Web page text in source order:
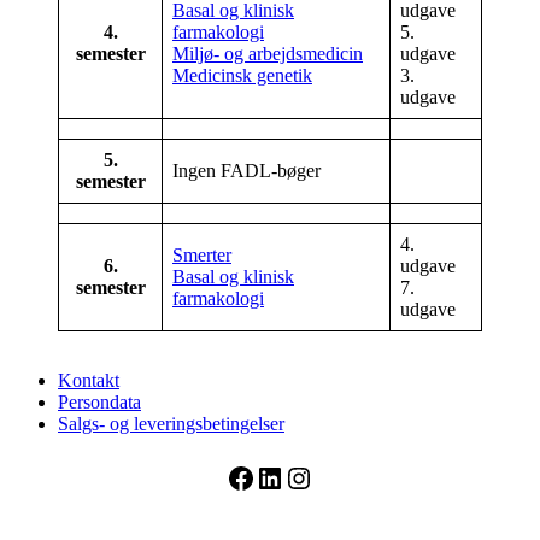
4.
semester
Basal og klinisk
farmakologi
Miljø- og arbejdsmedicin
Medicinsk genetik
udgave
5.
udgave
3.
udgave
5.
semester
Ingen FADL-bøger
6.
semester
Smerter
Basal og klinisk
farmakologi
4.
udgave
7.
udgave
Kontakt
Persondata
Salgs- og leveringsbetingelser
Facebook
LinkedIn
Instagram